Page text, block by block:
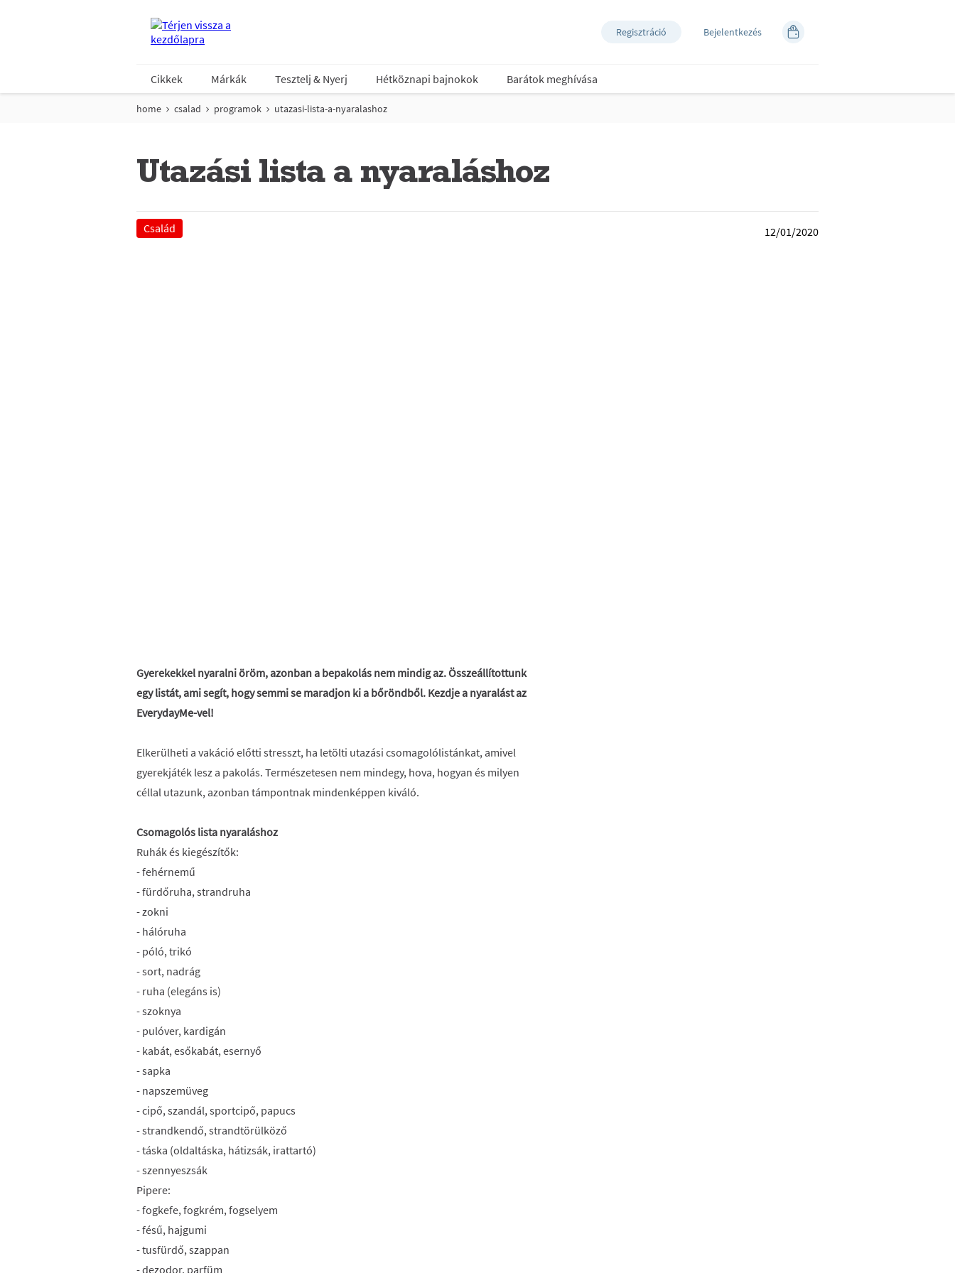
Regisztráció Bejelentkezés
Cikkek Márkák Tesztelj & Nyerj Hétköznapi bajnokok Barátok meghívása
home csalad programok utazasi-lista-a-nyaralashoz
Utazási lista a nyaraláshoz
Család 12/01/2020
Gyerekekkel nyaralni öröm, azonban a bepakolás nem mindig az. Összeállítottunk
egy listát, ami segít, hogy semmi se maradjon ki a bőröndből. Kezdje a nyaralást az
EverydayMe-vel!
Elkerülheti a vakáció előtti stresszt, ha letölti utazási csomagolólistánkat, amivel
gyerekjáték lesz a pakolás. Természetesen nem mindegy, hova, hogyan és milyen
céllal utazunk, azonban támpontnak mindenképpen kiváló.
Csomagolós lista nyaraláshoz
Ruhák és kiegészítők:
- fehérnemű
- fürdőruha, strandruha
- zokni
- hálóruha
- póló, trikó
- sort, nadrág
- ruha (elegáns is)
- szoknya
- pulóver, kardigán
- kabát, esőkabát, esernyő
- sapka
- napszemüveg
- cipő, szandál, sportcipő, papucs
- strandkendő, strandtörülköző
- táska (oldaltáska, hátizsák, irattartó)
- szennyeszsák
Pipere:
- fogkefe, fogkrém, fogselyem
- fésű, hajgumi
- tusfürdő, szappan
- dezodor, parfüm